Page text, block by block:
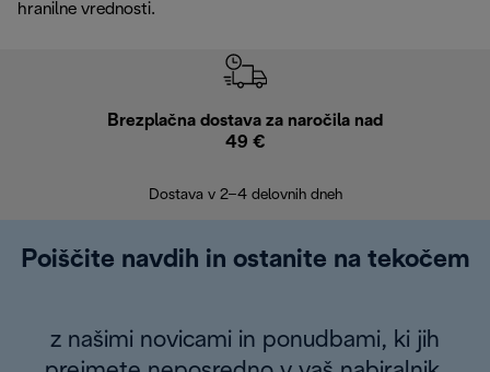
hranilne vrednosti.
Brezplačna dostava za naročila nad
49 €
Dostava v 2–4 delovnih dneh
Poiščite navdih in ostanite na tekočem
z našimi novicami in ponudbami, ki jih